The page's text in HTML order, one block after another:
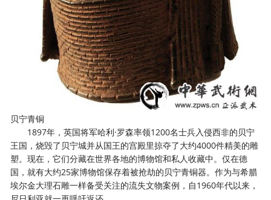
贝宁青铜
1897年，英国将军哈利·罗森率领1200名士兵入侵西非的贝宁
王国，烧毁了贝宁城并从国王的宫殿里掠夺了大约4000件精美的雕
塑。现在，它们分藏在世界各地的博物馆和私人收藏中。仅在德
国，就有大约25家博物馆保存着被抢劫的贝宁青铜器。作为与希腊
埃尔金大理石雕一样备受关注的流失文物案例，自1960年代以来，